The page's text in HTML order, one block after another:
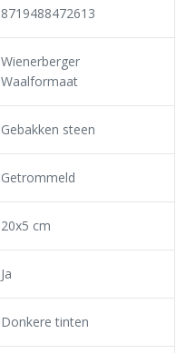
8719488472613
Wienerberger
Waalformaat
Gebakken steen
Getrommeld
20x5 cm
Ja
Donkere tinten